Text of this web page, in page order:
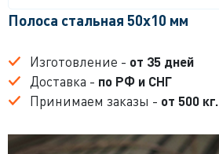
Полоса стальная 50x10 мм
Изготовление - от 35 дней
Доставка - по РФ и СНГ
Принимаем заказы - от 500 кг.